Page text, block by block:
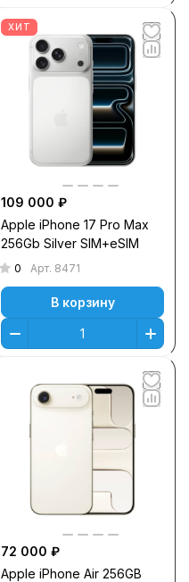
ХИТ
109 000 ₽
Apple iPhone 17 Pro Max
256Gb Silver SIM+eSIM
0 Арт. 8471
В корзину
72 000 ₽
Apple iPhone Air 256GB